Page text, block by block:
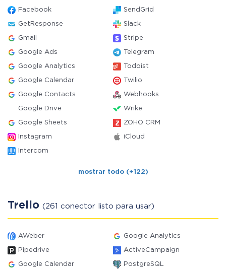
Facebook SendGrid
GetResponse Slack
Gmail Stripe
Google Ads Telegram
Google Analytics Todoist
Google Calendar Twilio
Google Contacts Webhooks
Google Drive Wrike
Google Sheets ZOHO CRM
Instagram iCloud
Intercom
mostrar todo (+122)
Trello (261 conector listo para usar)
AWeber Google Analytics
Pipedrive ActiveCampaign
Google Calendar PostgreSQL